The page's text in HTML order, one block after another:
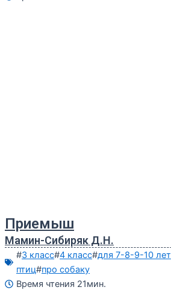
Приемыш
Мамин-Сибиряк Д.Н.
#3 класс#4 класс#для 7-8-9-10 лет
птиц#про собаку
Время чтения 21мин.